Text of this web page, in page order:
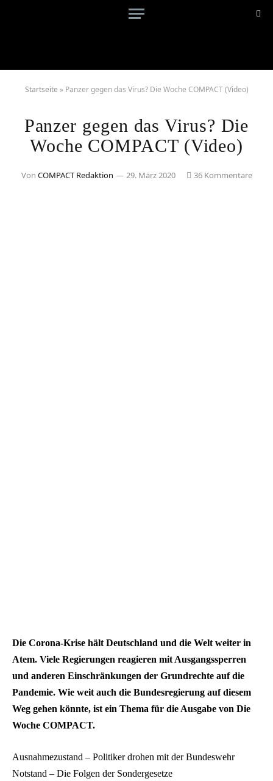
Startseite » Panzer gegen das Virus? Die Woche COMPACT (Video)
Panzer gegen das Virus? Die
Woche COMPACT (Video)
Von COMPACT Redaktion 29. März 2020 36 Kommentare
Die Corona-Krise hält Deutschland und die Welt weiter in
Atem. Viele Regierungen reagieren mit Ausgangssperren
und anderen Einschränkungen der Grundrechte auf die
Pandemie. Wie weit auch die Bundesregierung auf diesem
Weg gehen könnte, ist ein Thema für die Ausgabe von Die
Woche COMPACT.
Ausnahmezustand – Politiker drohen mit der Bundeswehr
Notstand – Die Folgen der Sondergesetze